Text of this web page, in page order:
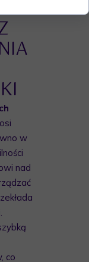
w
nad
co